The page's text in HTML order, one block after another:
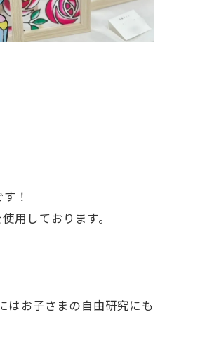
！
用しております。
はお子さまの自由研究にも